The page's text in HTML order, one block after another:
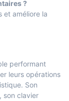
?
et améliore la
performant
leurs opérations
Son
son clavier